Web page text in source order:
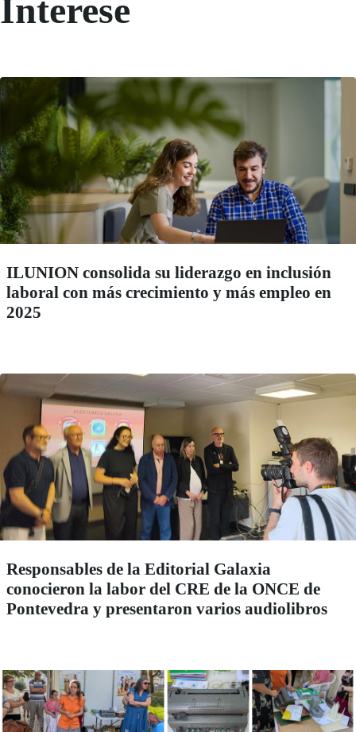
Interese
ILUNION consolida su liderazgo en inclusión
laboral con más crecimiento y más empleo en
2025
Responsables de la Editorial Galaxia
conocieron la labor del CRE de la ONCE de
Pontevedra y presentaron varios audiolibros